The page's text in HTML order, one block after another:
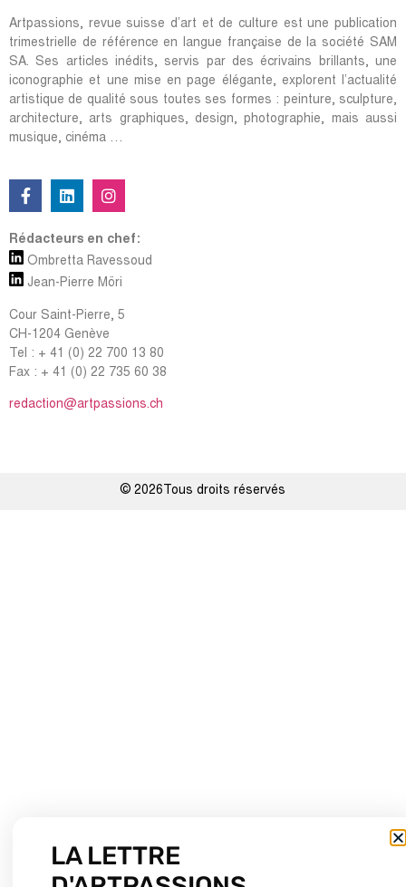
Artpassions, revue suisse d’art et de culture est une publication
trimestrielle de référence en langue française de la société SAM
SA. Ses articles inédits, servis par des écrivains brillants, une
iconographie et une mise en page élégante, explorent l’actualité
artistique de qualité sous toutes ses formes : peinture, sculpture,
architecture, arts graphiques, design, photographie, mais aussi
musique, cinéma …
Rédacteurs en chef:
Ombretta Ravessoud
Jean-Pierre Möri
Cour Saint-Pierre, 5
CH-1204 Genève
Tel : + 41 (0) 22 700 13 80
Fax : + 41 (0) 22 735 60 38
redaction@artpassions.ch
© 2026Tous droits réservés
LA LETTRE